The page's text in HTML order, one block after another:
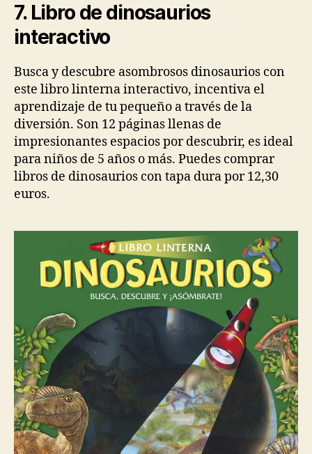
7. Libro de dinosaurios
interactivo
Busca y descubre asombrosos dinosaurios con
este libro linterna interactivo, incentiva el
aprendizaje de tu pequeño a través de la
diversión. Son 12 páginas llenas de
impresionantes espacios por descubrir, es ideal
para niños de 5 años o más. Puedes comprar
libros de dinosaurios con tapa dura por 12,30
euros.